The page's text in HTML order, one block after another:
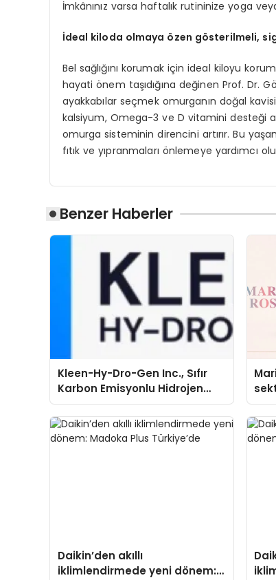
İmkânınız varsa haftalık rutininize yoga
İdeal kiloda olmaya özen gösterilmeli,
Bel sağlığını korumak için ideal kiloyu
hayati önem taşıdığına değinen Prof. Dr.
ayakkabılar seçmek omurganın doğal
kalsiyum, Omega-3 ve D vitamini desteği
omurga sisteminin direncini artırır. Bu
fıtık ve yıpranmaları önlemeye yardımcı
Benzer Haberler
Kleen-Hy-Dro-Gen Inc., Sıfır
Karbon Emisyonlu Hidrojen
Isıtma Teknolojisinde ISO ve
TSSA Düzenleyici Onaylarını
Aldı
Daikin’den akıllı
iklimlendirmede yeni dönem: